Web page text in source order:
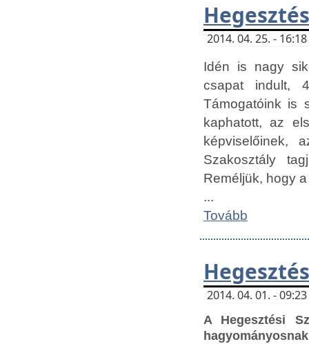
2014. 04. 25. -
Idén is nagy
csapat indult,
Támogatóink is
kaphatott, az
képviselőinek,
Szakosztály
Reméljük, hogy
...
Tovább
2014. 04. 01. -
A Hegesztési